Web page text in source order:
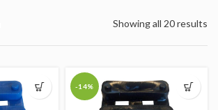
Showing all 20 results
-14%